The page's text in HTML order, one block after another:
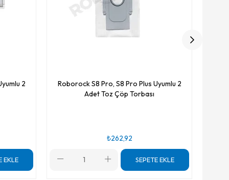
2
EKLE
Roborock S8 Pro, S8 Pro Plus Uyumlu 2
Adet Toz Çöp Torbası
₺262,92
SEPETE EKLE